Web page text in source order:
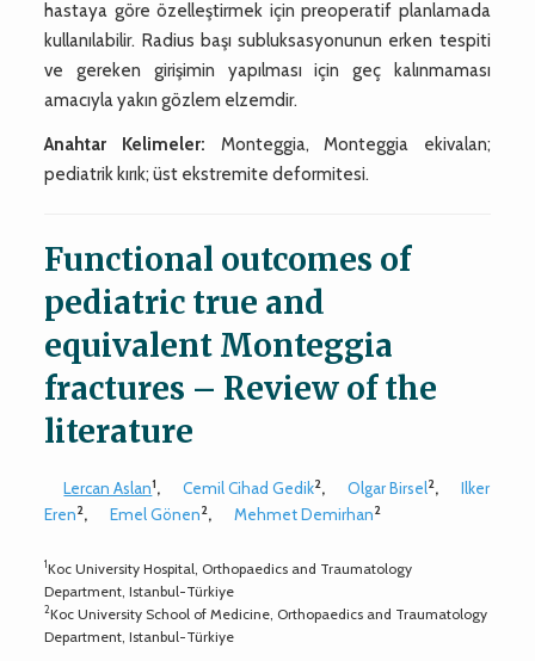
hastaya göre özelleştirmek için preoperatif planlamada
kullanılabilir. Radius başı subluksasyonunun erken tespiti
ve gereken girişimin yapılması için geç kalınmaması
amacıyla yakın gözlem elzemdir.
Anahtar Kelimeler: Monteggia, Monteggia ekivalan;
pediatrik kırık; üst ekstremite deformitesi.
Functional outcomes of
pediatric true and
equivalent Monteggia
fractures – Review of the
literature
Lercan Aslan1, Cemil Cihad Gedik2, Olgar Birsel2,
Ilker
Eren2, Emel Gönen2, Mehmet Demirhan2
1Koc University Hospital, Orthopaedics and Traumatology
Department, Istanbul-Türkiye
2Koc University School of Medicine, Orthopaedics and Traumatology
Department, Istanbul-Türkiye